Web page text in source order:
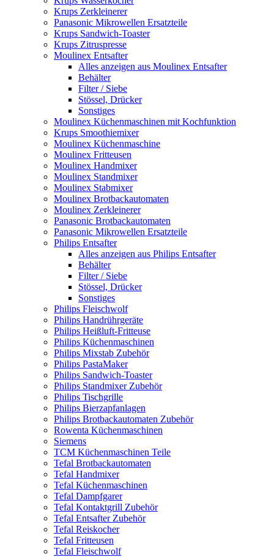
Krups Zerkleinerer
Panasonic Mikrowellen Ersatzteile
Krups Sandwich-Toaster
Krups Zitruspresse
Moulinex Entsafter
Alles anzeigen aus Moulinex Entsafter
Behälter
Filter / Siebe
Stössel, Drücker
Sonstiges
Moulinex Küchenmaschinen mit Kochfunktion
Krups Smoothiemixer
Moulinex Küchenmaschine
Moulinex Fritteusen
Moulinex Handmixer
Moulinex Standmixer
Moulinex Stabmixer
Moulinex Brotbackautomaten
Moulinex Zerkleinerer
Panasonic Brotbackautomaten
Panasonic Mikrowellen Ersatzteile
Philips Entsafter
Alles anzeigen aus Philips Entsafter
Behälter
Filter / Siebe
Stössel, Drücker
Sonstiges
Philips Fleischwolf
Philips Handrührgeräte
Philips Heißluft-Fritteuse
Philips Küchenmaschinen
Philips Mixstab Zubehör
Philips PastaMaker
Philips Sandwich-Toaster
Philips Standmixer Zubehör
Philips Tischgrille
Philips Bierzapfanlagen
Philips Brotbackautomaten Zubehör
Rowenta Küchenmaschinen
Siemens
TCM Küchenmaschinen Teile
Tefal Brotbackautomaten
Tefal Handmixer
Tefal Küchenmaschinen
Tefal Dampfgarer
Tefal Kontaktgrill Zubehör
Tefal Entsafter Zubehör
Tefal Reiskocher
Tefal Fritteusen
Tefal Fleischwolf